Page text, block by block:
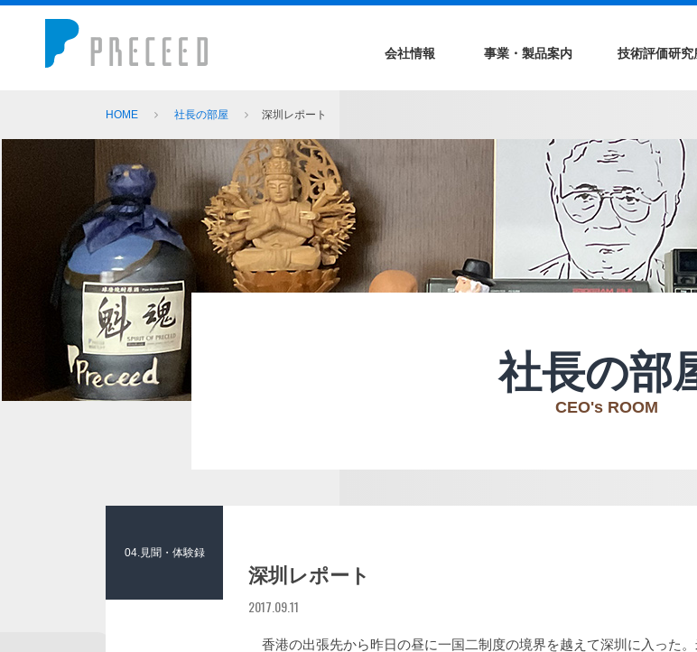
会社情報 事業・製品案内 技術評価研究
HOME 社長の部屋 深圳レポート
社長の部
CEO's ROOM
04.見聞・体験録
深圳レポート
2017.09.11
香港の出張先から昨日の昼に一国二制度の境界を越えて深圳に入った